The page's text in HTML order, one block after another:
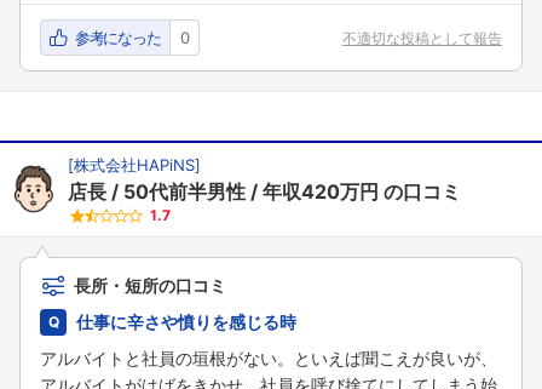
参考になった 0 不適切な投稿として報告
[株式会社HAPiNS]
店長 50代前半男性 年収420万円 の口コミ
1.7
長所・短所の口コミ
仕事に辛さや憤りを感じる時
アルバイトと社員の垣根がない。といえば聞こえが良いが、
アルバイトがはばをきかせ、社員を呼び捨てにしてしまう始